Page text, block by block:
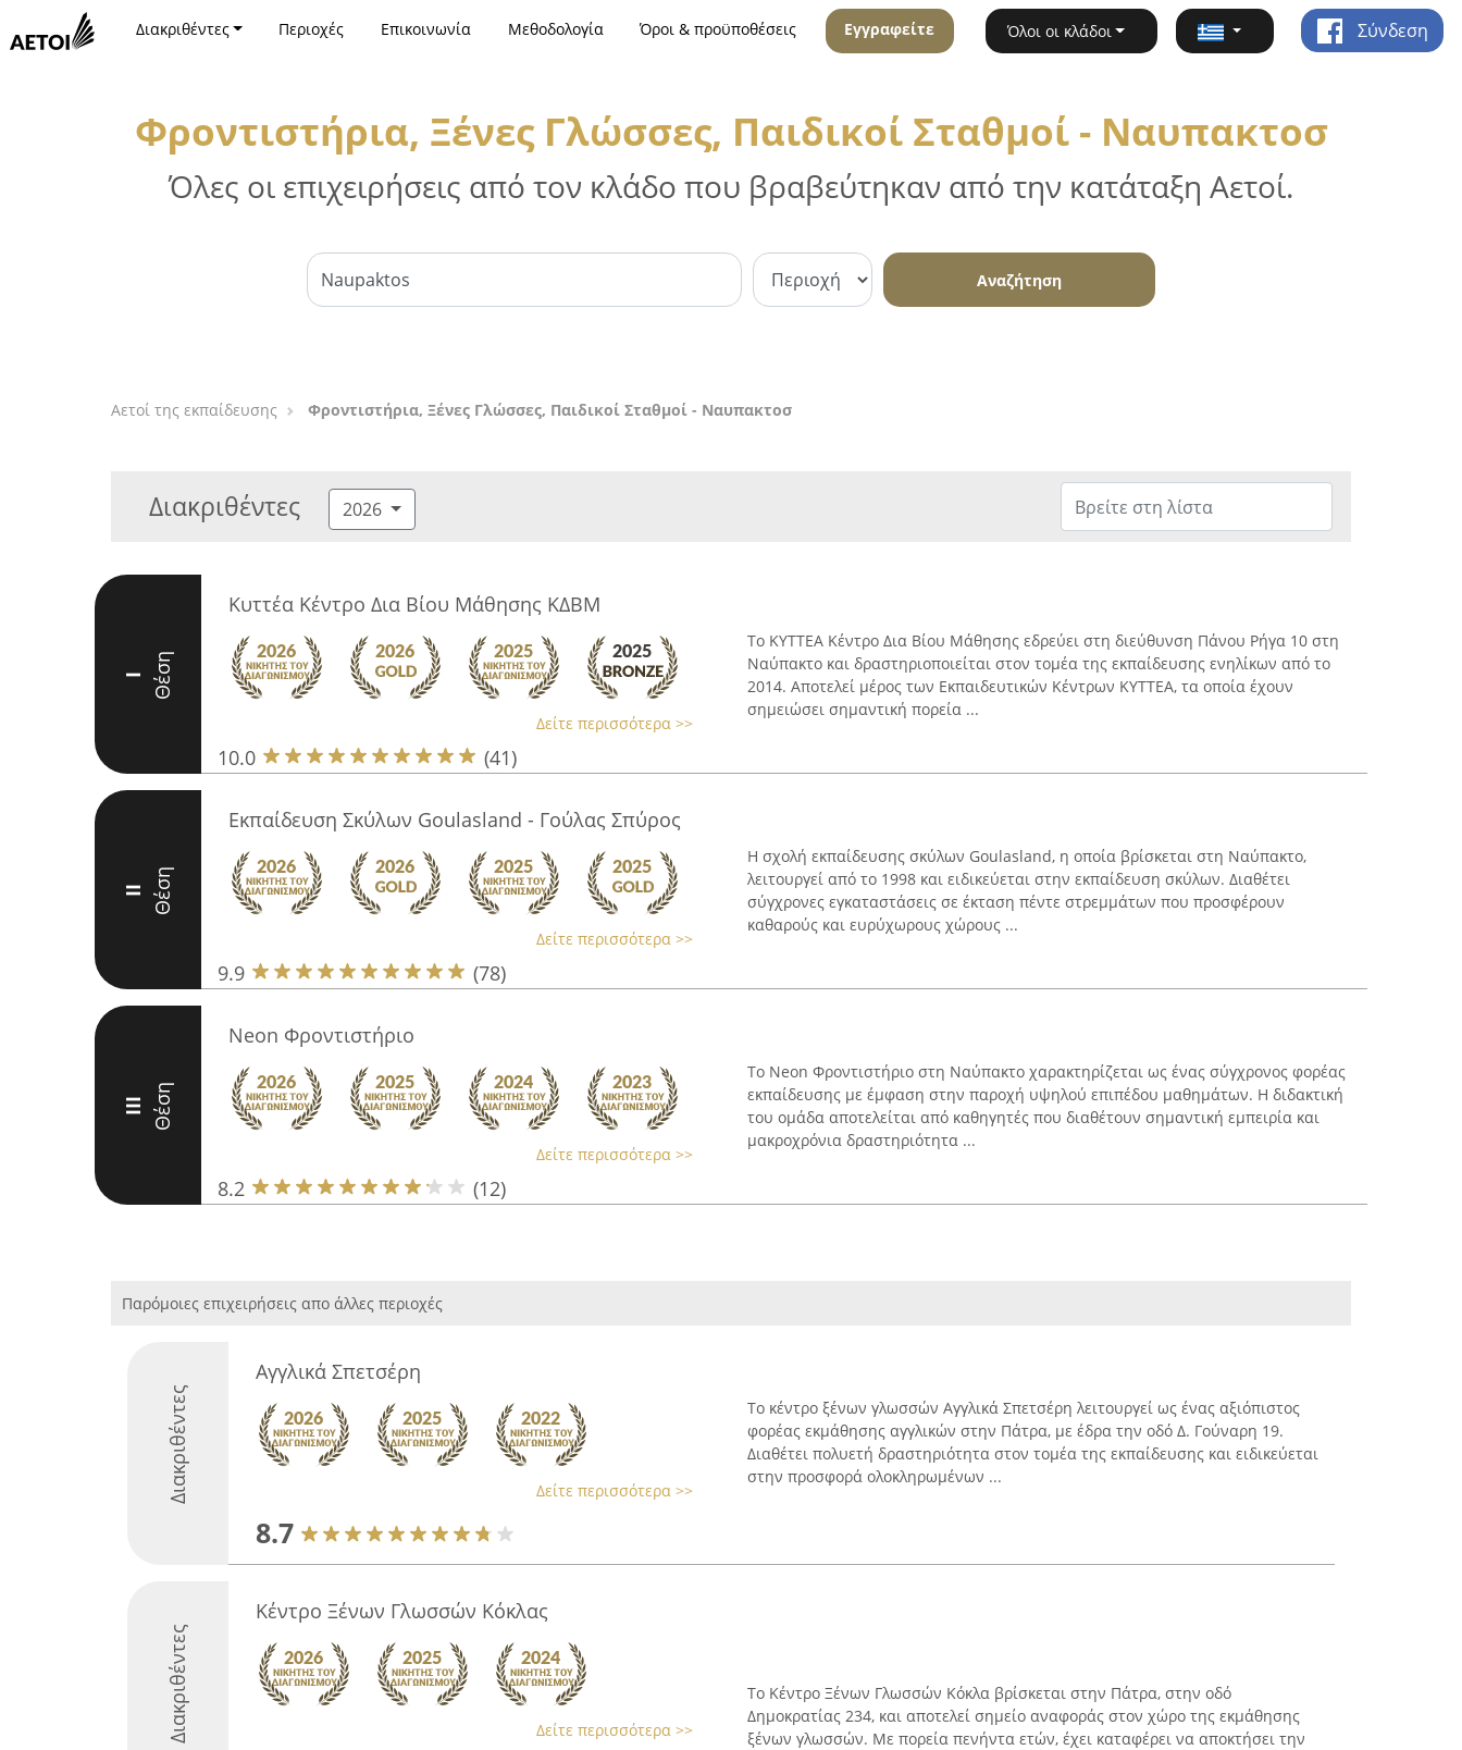
Διακριθέντες Περιοχές Επικοινωνία Μεθοδολογία Όροι & προϋποθέσεις Εγγραφείτε Όλοι οι κλάδοι Σύνδεση
Φροντιστήρια, Ξένες Γλώσσες, Παιδικοί Σταθμοί - Ναυπακτοσ
Όλες οι επιχειρήσεις από τον κλάδο που βραβεύτηκαν από την κατάταξη Αετοί.
Αναζήτηση
Αετοί της εκπαίδευσης Φροντιστήρια, Ξένες Γλώσσες, Παιδικοί Σταθμοί - Ναυπακτοσ
Διακριθέντες 2026
I Θέση
Κυττέα Κέντρο Δια Βίου Μάθησης ΚΔΒΜ
Δείτε περισσότερα >>
10.0 (41)
Το ΚΥΤΤΕΑ Κέντρο Δια Βίου Μάθησης εδρεύει στη διεύθυνση Πάνου Ρήγα 10 στη
Ναύπακτο και δραστηριοποιείται στον τομέα της εκπαίδευσης ενηλίκων από το
2014. Αποτελεί μέρος των Εκπαιδευτικών Κέντρων ΚΥΤΤΕΑ, τα οποία έχουν
σημειώσει σημαντική πορεία ...
II Θέση
Εκπαίδευση Σκύλων Goulasland - Γούλας Σπύρος
Δείτε περισσότερα >>
9.9 (78)
Η σχολή εκπαίδευσης σκύλων Goulasland, η οποία βρίσκεται στη Ναύπακτο,
λειτουργεί από το 1998 και ειδικεύεται στην εκπαίδευση σκύλων. Διαθέτει
σύγχρονες εγκαταστάσεις σε έκταση πέντε στρεμμάτων που προσφέρουν
καθαρούς και ευρύχωρους χώρους ...
III Θέση
Neon Φροντιστήριο
Δείτε περισσότερα >>
8.2 (12)
Το Neon Φροντιστήριο στη Ναύπακτο χαρακτηρίζεται ως ένας σύγχρονος φορέας
εκπαίδευσης με έμφαση στην παροχή υψηλού επιπέδου μαθημάτων. Η διδακτική
του ομάδα αποτελείται από καθηγητές που διαθέτουν σημαντική εμπειρία και
μακροχρόνια δραστηριότητα ...
Παρόμοιες επιχειρήσεις απο άλλες περιοχές
Διακριθέντες
Αγγλικά Σπετσέρη
Δείτε περισσότερα >>
8.7
Το κέντρο ξένων γλωσσών Αγγλικά Σπετσέρη λειτουργεί ως ένας αξιόπιστος
φορέας εκμάθησης αγγλικών στην Πάτρα, με έδρα την οδό Δ. Γούναρη 19.
Διαθέτει πολυετή δραστηριότητα στον τομέα της εκπαίδευσης και ειδικεύεται
στην προσφορά ολοκληρωμένων ...
Διακριθέντες
Κέντρο Ξένων Γλωσσών Κόκλας
Δείτε περισσότερα >>
Το Κέντρο Ξένων Γλωσσών Κόκλα βρίσκεται στην Πάτρα, στην οδό
Δημοκρατίας 234, και αποτελεί σημείο αναφοράς στον χώρο της εκμάθησης
ξένων γλωσσών. Με πορεία πενήντα ετών, έχει καταφέρει να αποκτήσει την